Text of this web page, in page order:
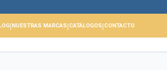
|NUESTRAS MARCAS|CATÁLOGOS|CONTACTO